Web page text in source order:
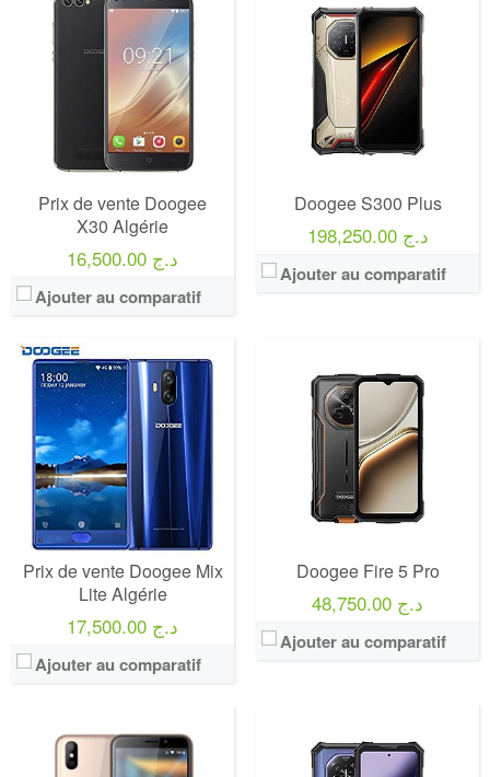
Prix de vente Doogee
X30 Algérie
16,500.00 د.ج
Ajouter au comparatif
Doogee S300 Plus
198,250.00 د.ج
Ajouter au comparatif
Prix de vente Doogee Mix
Lite Algérie
17,500.00 د.ج
Ajouter au comparatif
Doogee Fire 5 Pro
48,750.00 د.ج
Ajouter au comparatif